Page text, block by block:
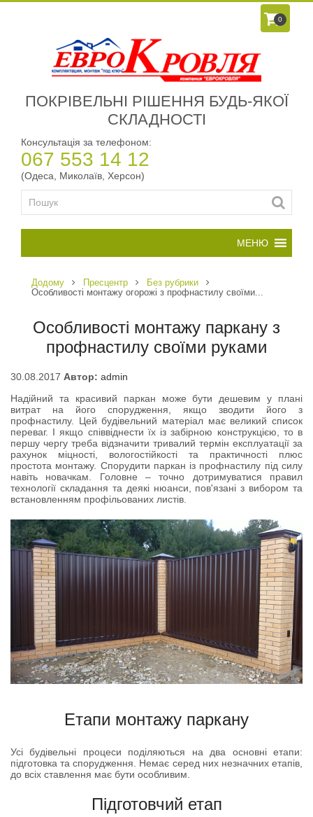
0
ПОКРІВЕЛЬНІ РІШЕННЯ БУДЬ-ЯКОЇ
СКЛАДНОСТІ
Консультація за телефоном:
067 553 14 12
(Одеса, Миколаїв, Херсон)
Додому Пресцентр
Без рубрики
Особливості монтажу огорожі з профнастилу своїми...
Особливості монтажу паркану з
профнастилу своїми руками
30.08.2017 Автор: admin
Надійний та красивий паркан може бути дешевим у плані
витрат на його спорудження, якщо зводити його з
профнастилу. Цей будівельний матеріал має великий список
переваг. І якщо співвіднести їх із забірною конструкцією, то в
першу чергу треба відзначити тривалий термін експлуатації за
рахунок міцності, вологостійкості та практичності плюс
простота монтажу. Спорудити паркан із профнастилу під силу
навіть новачкам. Головне – точно дотримуватися правил
технології складання та деякі нюанси, пов'язані з вибором та
встановленням профільованих листів.
Етапи монтажу паркану
Усі будівельні процеси поділяються на два основні етапи:
підготовка та спорудження. Немає серед них незначних етапів,
до всіх ставлення має бути особливим.
Підготовчий етап